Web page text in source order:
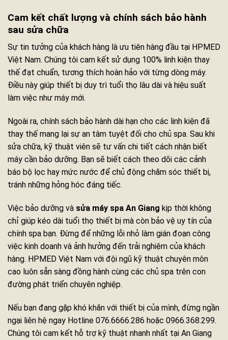
Cam kết chất lượng và chính sách bảo hành
sau sửa chữa
Sự tin tưởng của khách hàng là ưu tiên hàng đầu tại HPMED
Việt Nam. Chúng tôi cam kết sử dụng 100% linh kiện thay
thế đạt chuẩn, tương thích hoàn hảo với từng dòng máy.
Điều này giúp thiết bị duy trì tuổi thọ lâu dài và hiệu suất
làm việc như máy mới.
Ngoài ra, chính sách bảo hành dài hạn cho các linh kiện đã
thay thế mang lại sự an tâm tuyệt đối cho chủ spa. Sau khi
sửa chữa, kỹ thuật viên sẽ tư vấn chi tiết cách nhận biết
máy cần bảo dưỡng. Bạn sẽ biết cách theo dõi các cảnh
báo bộ lọc hay mức nước để chủ động chăm sóc thiết bị,
tránh những hỏng hóc đáng tiếc.
Việc bảo dưỡng và sửa máy spa An Giang kịp thời không
chỉ giúp kéo dài tuổi thọ thiết bị mà còn bảo vệ uy tín của
chính spa bạn. Đừng để những lỗi nhỏ làm gián đoạn công
việc kinh doanh và ảnh hưởng đến trải nghiệm của khách
hàng. HPMED Việt Nam với đội ngũ kỹ thuật chuyên môn
cao luôn sẵn sàng đồng hành cùng các chủ spa trên con
đường phát triển chuyên nghiệp.
Nếu bạn đang gặp khó khăn với thiết bị của mình, đừng ngần
ngại liên hệ ngay Hotline 076.6666.286 hoặc 0966.368.299.
Chúng tôi cam kết hỗ trợ kỹ thuật nhanh nhất tại An Giang